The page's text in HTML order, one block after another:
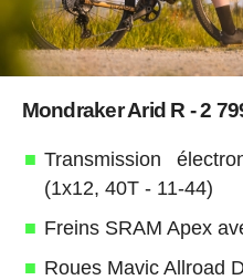
Mondraker Arid R - 2
Transmission
(1x12, 40T - 11-44)
Freins SRAM Apex
Roues Mavic Allroad